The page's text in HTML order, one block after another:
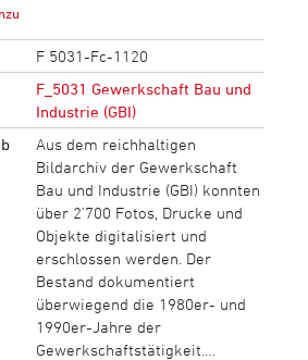
F 5031-Fc-1120
F_5031 Gewerkschaft Bau und
Industrie (GBI)
Aus dem reichhaltigen
Bildarchiv der Gewerkschaft
Bau und Industrie (GBI) konnten
über 2'700 Fotos, Drucke und
Objekte digitalisiert und
erschlossen werden. Der
Bestand dokumentiert
überwiegend die 1980er- und
1990er-Jahre der
Gewerkschaftstätigkeit.…